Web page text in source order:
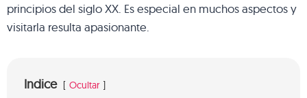
principios del siglo XX. Es especial en muchos aspectos y
visitarla resulta apasionante.
Indice Ocultar